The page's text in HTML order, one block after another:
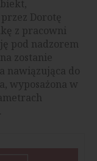
Dorotę
z pracowni
pod nadzorem
zostanie
nawiązująca do
wyposażona w